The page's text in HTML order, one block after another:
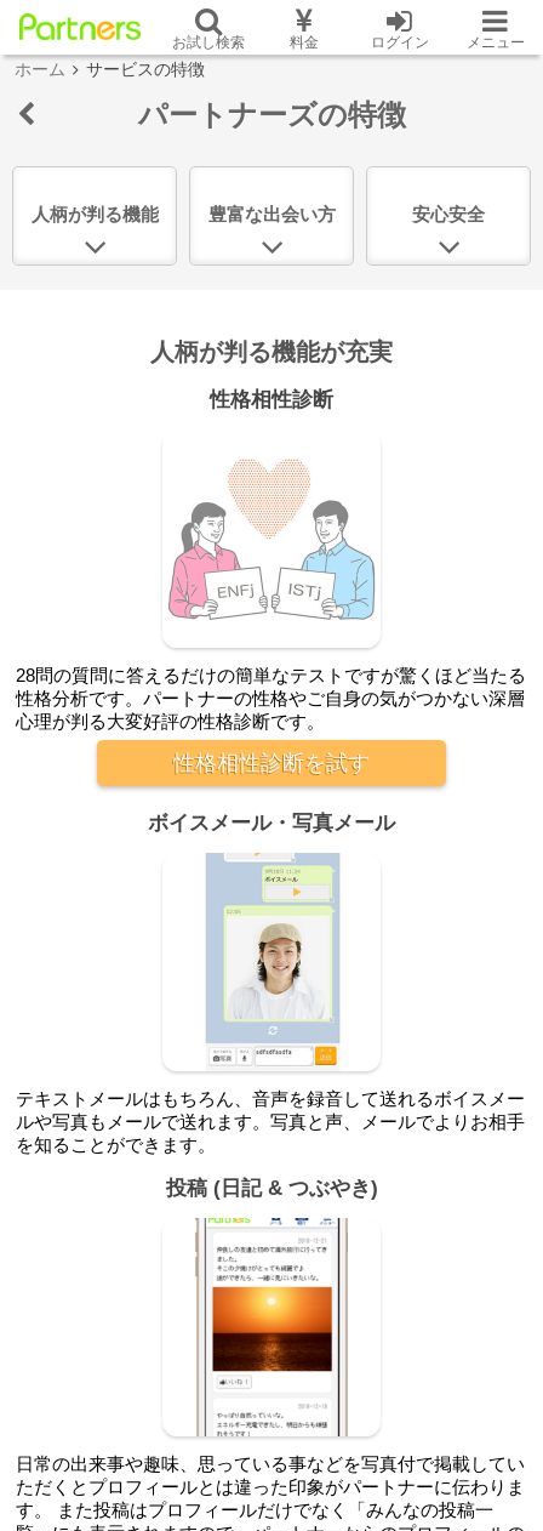
お試し検索 料金 ログイン メニュー
ホーム サービスの特徴
パートナーズの特徴
人柄が判る機能 豊富な出会い方 安心安全
人柄が判る機能が充実
性格相性診断
28問の質問に答えるだけの簡単なテストですが驚くほど当たる
性格分析です。パートナーの性格やご自身の気がつかない深層
心理が判る大変好評の性格診断です。
性格相性診断を試す
ボイスメール・写真メール
テキストメールはもちろん、音声を録音して送れるボイスメー
ルや写真もメールで送れます。写真と声、メールでよりお相手
を知ることができます。
投稿 (日記 & つぶやき)
日常の出来事や趣味、思っている事などを写真付で掲載してい
ただくとプロフィールとは違った印象がパートナーに伝わりま
す。 また投稿はプロフィールだけでなく「みんなの投稿一